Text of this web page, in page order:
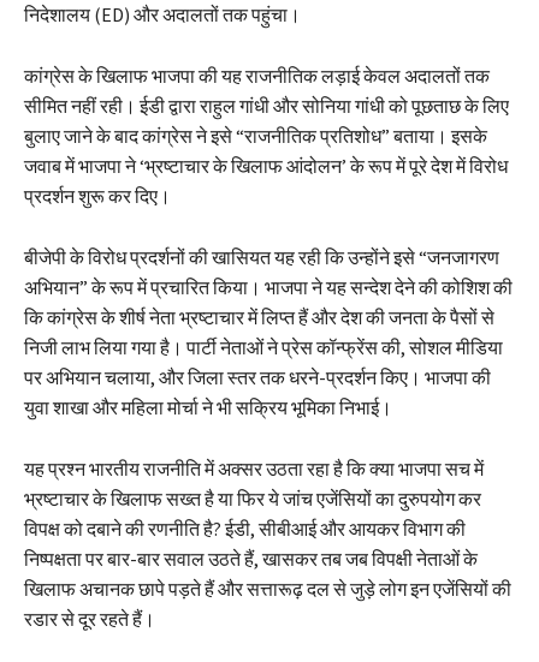
निदेशालय (ED) और अदालतों तक पहुंचा।
कांग्रेस के खिलाफ भाजपा की यह राजनीतिक लड़ाई केवल अदालतों तक
सीमित नहीं रही। ईडी द्वारा राहुल गांधी और सोनिया गांधी को पूछताछ के लिए
बुलाए जाने के बाद कांग्रेस ने इसे “राजनीतिक प्रतिशोध” बताया। इसके
जवाब में भाजपा ने ‘भ्रष्टाचार के खिलाफ आंदोलन’ के रूप में पूरे देश में विरोध
प्रदर्शन शुरू कर दिए।
बीजेपी के विरोध प्रदर्शनों की खासियत यह रही कि उन्होंने इसे “जनजागरण
अभियान” के रूप में प्रचारित किया। भाजपा ने यह सन्देश देने की कोशिश की
कि कांग्रेस के शीर्ष नेता भ्रष्टाचार में लिप्त हैं और देश की जनता के पैसों से
निजी लाभ लिया गया है। पार्टी नेताओं ने प्रेस कॉन्फ्रेंस की, सोशल मीडिया
पर अभियान चलाया, और जिला स्तर तक धरने-प्रदर्शन किए। भाजपा की
युवा शाखा और महिला मोर्चा ने भी सक्रिय भूमिका निभाई।
यह प्रश्न भारतीय राजनीति में अक्सर उठता रहा है कि क्या भाजपा सच में
भ्रष्टाचार के खिलाफ सख्त है या फिर ये जांच एजेंसियों का दुरुपयोग कर
विपक्ष को दबाने की रणनीति है? ईडी, सीबीआई और आयकर विभाग की
निष्पक्षता पर बार-बार सवाल उठते हैं, खासकर तब जब विपक्षी नेताओं के
खिलाफ अचानक छापे पड़ते हैं और सत्तारूढ़ दल से जुड़े लोग इन एजेंसियों की
रडार से दूर रहते हैं।